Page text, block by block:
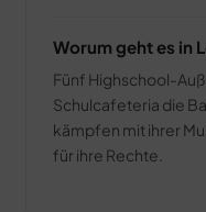
Worum geht es in
Fünf Highschool-
Schulcafeteria die
kämpfen mit ihrer
für ihre Rechte.